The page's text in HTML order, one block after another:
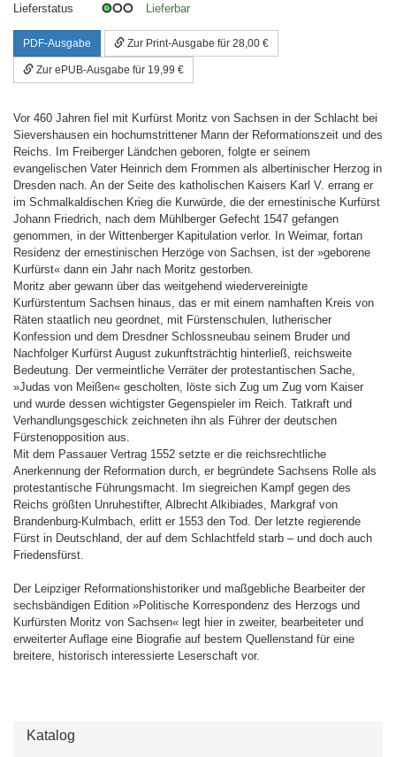
Lieferstatus
Lieferbar
PDF-Ausgabe Zur Print-Ausgabe für 28,00 €
Zur ePUB-Ausgabe für 19,99 €
Vor 460 Jahren fiel mit Kurfürst Moritz von Sachsen in der Schlacht bei
Sievershausen ein hochumstrittener Mann der Reformationszeit und des
Reichs. Im Freiberger Ländchen geboren, folgte er seinem
evangelischen Vater Heinrich dem Frommen als albertinischer Herzog in
Dresden nach. An der Seite des katholischen Kaisers Karl V. errang er
im Schmalkaldischen Krieg die Kurwürde, die der ernestinische Kurfürst
Johann Friedrich, nach dem Mühlberger Gefecht 1547 gefangen
genommen, in der Wittenberger Kapitulation verlor. In Weimar, fortan
Residenz der ernestinischen Herzöge von Sachsen, ist der »geborene
Kurfürst« dann ein Jahr nach Moritz gestorben.
Moritz aber gewann über das weitgehend wiedervereinigte
Kurfürstentum Sachsen hinaus, das er mit einem namhaften Kreis von
Räten staatlich neu geordnet, mit Fürstenschulen, lutherischer
Konfession und dem Dresdner Schlossneubau seinem Bruder und
Nachfolger Kurfürst August zukunftsträchtig hinterließ, reichsweite
Bedeutung. Der vermeintliche Verräter der protestantischen Sache,
»Judas von Meißen« gescholten, löste sich Zug um Zug vom Kaiser
und wurde dessen wichtigster Gegenspieler im Reich. Tatkraft und
Verhandlungsgeschick zeichneten ihn als Führer der deutschen
Fürstenopposition aus.
Mit dem Passauer Vertrag 1552 setzte er die reichsrechtliche
Anerkennung der Reformation durch, er begründete Sachsens Rolle als
protestantische Führungsmacht. Im siegreichen Kampf gegen des
Reichs größten Unruhestifter, Albrecht Alkibiades, Markgraf von
Brandenburg-Kulmbach, erlitt er 1553 den Tod. Der letzte regierende
Fürst in Deutschland, der auf dem Schlachtfeld starb – und doch auch
Friedensfürst.
Der Leipziger Reformationshistoriker und maßgebliche Bearbeiter der
sechsbändigen Edition »Politische Korrespondenz des Herzogs und
Kurfürsten Moritz von Sachsen« legt hier in zweiter, bearbeiteter und
erweiterter Auflage eine Biografie auf bestem Quellenstand für eine
breitere, historisch interessierte Leserschaft vor.
Katalog